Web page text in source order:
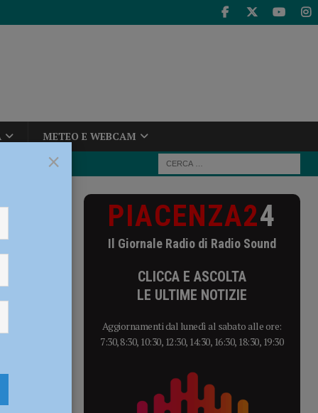
METEO E WEBCAM
Under8
del
PIACENZA24
Il Giornale Radio di Radio Sound
CLICCA E ASCOLTA
LE ULTIME NOTIZIE
Aggiornamenti dal lunedì al sabato alle ore:
7:30, 8:30, 10:30, 12:30, 14:30, 16:30, 18:30, 19:30
×